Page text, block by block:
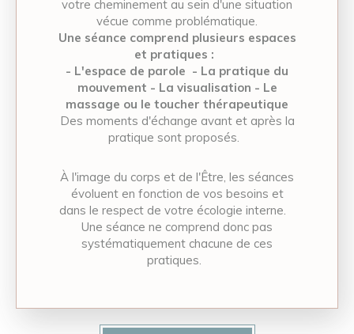
votre cheminement au sein d'une situation
vécue comme problématique.
Une séance comprend plusieurs espaces
et pratiques :
- L'espace de parole - La pratique du
mouvement - La visualisation - Le
massage ou le toucher thérapeutique
Des moments d'échange avant et après la
pratique sont proposés.
À l'image du corps et de l'Être, les séances
évoluent en fonction de vos besoins et
dans le respect de votre écologie interne.
Une séance ne comprend donc pas
systématiquement chacune de ces
pratiques.